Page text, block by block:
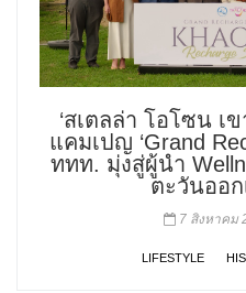
‘สเตลล่า โอโซน เ
แคมเปญ ‘Grand
ททท. มุ่งสู่ผู้นำ
ตะวันออก
7 สิงหาคม
LIFESTYLE